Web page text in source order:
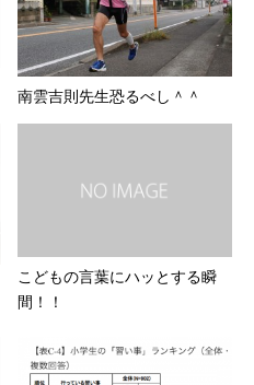
南雲吉則先生恐るべし＾＾
こどもの言葉にハッとする瞬
間！！